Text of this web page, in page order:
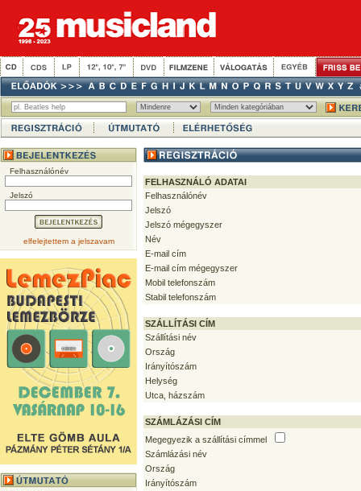
Felhasználónév
Jelszó
elfelejtettem a jelszavam
FELHASZNÁLÓ ADATAI
Felhasználónév
Jelszó
Jelszó mégegyszer
Név
E-mail cím
E-mail cím mégegyszer
Mobil telefonszám
Stabil telefonszám
SZÁLLÍTÁSI CÍM
Szállítási név
Ország
Irányítószám
Helység
Utca, házszám
SZÁMLÁZÁSI CÍM
Megegyezik a szállítási címmel
Számlázási név
Ország
Irányítószám